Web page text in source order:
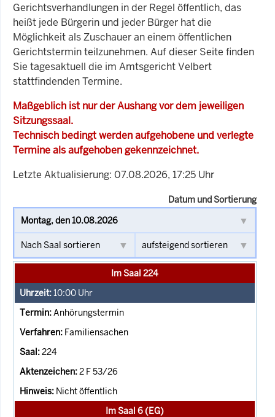
Gerichtsverhandlungen in der Regel öffentlich, das
heißt jede Bürgerin und jeder Bürger hat die
Möglichkeit als Zuschauer an einem öffentlichen
Gerichtstermin teilzunehmen. Auf dieser Seite finden
Sie tagesaktuell die im Amtsgericht Velbert
stattfindenden Termine.
Maßgeblich ist nur der Aushang vor dem jeweiligen
Sitzungssaal.
Technisch bedingt werden aufgehobene und verlegte
Termine als aufgehoben gekennzeichnet.
Letzte Aktualisierung: 07.08.2026, 17:25 Uhr
Datum und Sortierung
Im Saal 224
10:00 Uhr
Anhörungstermin
Familiensachen
224
2 F 53/26
Nicht öffentlich
Im Saal 6 (EG)